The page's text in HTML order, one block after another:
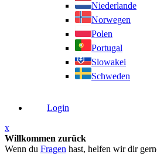
Niederlande
Norwegen
Polen
Portugal
Slowakei
Schweden
Login
x
Willkommen zurück
Wenn du Fragen hast, helfen wir dir